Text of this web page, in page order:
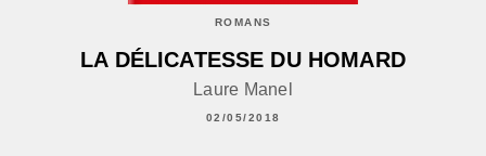
ROMANS
LA DÉLICATESSE DU HOMARD
Laure Manel
02/05/2018